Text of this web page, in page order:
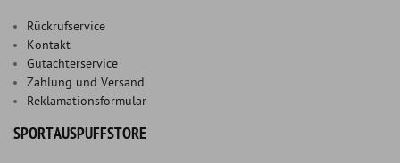
Rückrufservice
Kontakt
Gutachterservice
Zahlung und Versand
Reklamationsformular
SPORTAUSPUFFSTORE